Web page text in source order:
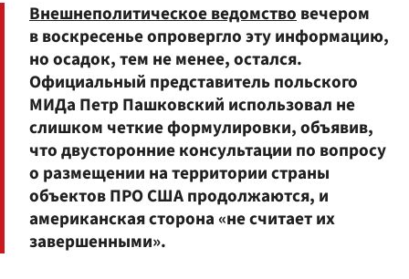
Внешнеполитическое ведомствовечером
в воскресенье опровергло эту информацию,
но осадок, тем не менее, остался.
Официальный представитель польского
МИДа Петр Пашковский использовал не
слишком четкие формулировки, объявив,
что двусторонние консультации по вопросу
о размещении на территории страны
объектов ПРО США продолжаются, и
американская сторона «не считает их
завершенными».